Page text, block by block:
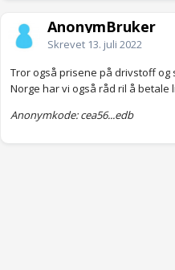
AnonymBruker
Skrevet 13. juli 2022
Tror også prisene på drivstoff og
Norge har vi også råd ril å betale
Anonymkode: cea56...edb